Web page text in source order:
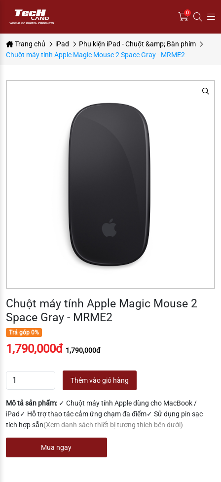
0
Trang chủ iPad
Phụ kiện iPad - Chuột &amp; Bàn phím
Chuột máy tính Apple Magic Mouse 2 Space Gray - MRME2
Chuột máy tính Apple Magic Mouse 2
Space Gray - MRME2
Trả góp 0%
1,790,000đ 1,790,000đ
Thêm vào giỏ hàng
Mô tả sản phẩm: ✓ Chuột máy tính Apple dùng cho MacBook /
iPad✓ Hỗ trợ thao tác cảm ứng chạm đa điểm✓ Sử dụng pin sạc
tích hợp sẵn(Xem danh sách thiết bị tương thích bên dưới)
Mua ngay